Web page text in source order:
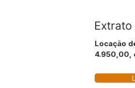
Extrato
Locação
4.950,00,